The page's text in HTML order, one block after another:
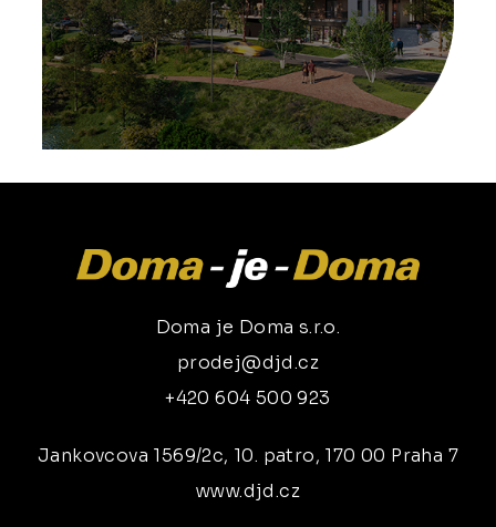
Doma je Doma s.r.o.
prodej@djd.cz
+420 604 500 923
Jankovcova 1569/2c, 10. patro, 170 00 Praha 7
www.djd.cz